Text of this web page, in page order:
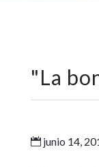
"La
junio 14,